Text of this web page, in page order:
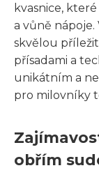
kvasnice,
a vůně
skvělou
přísadami a
unikátním a
pro milovníky
obřím